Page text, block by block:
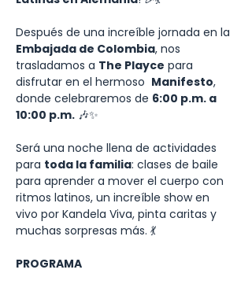
Después de una increíble jornada en la
Embajada de Colombia, nos
trasladamos a The Playce para
disfrutar en el hermoso Manifesto,
donde celebraremos de 6:00 p.m. a
10:00 p.m. 🎶✨
Será una noche llena de actividades
para toda la familia: clases de baile
para aprender a mover el cuerpo con
ritmos latinos, un increíble show en
vivo por Kandela Viva, pinta caritas y
muchas sorpresas más. 💃
PROGRAMA